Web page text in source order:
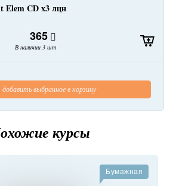
Elem CD x3 лцн
365
В наличии 3 шт
добавить выбранное в корзину
курсы
Бумажная